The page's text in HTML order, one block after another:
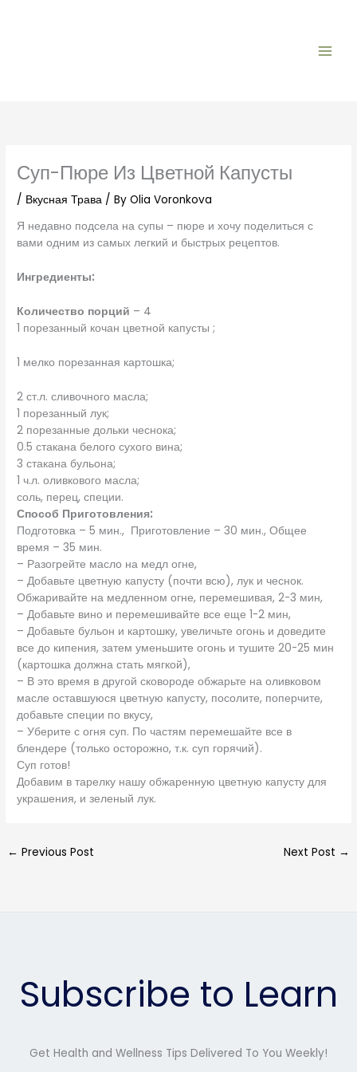
Суп-Пюре Из Цветной Капусты
/ Вкусная Трава / ByOlia Voronkova
Я недавно подсела на супы – пюре и хочу поделиться с
вами одним из самых легкий и быстрых рецептов.
Ингредиенты:
Количество порций – 4
1 порезанный кочан цветной капусты ;
1 мелко порезанная картошка;
2 ст.л. сливочного масла;
1 порезанный лук;
2 порезанные дольки чеснока;
0.5 стакана белого сухого вина;
3 стакана бульона;
1 ч.л. оливкового масла;
соль, перец, специи.
Способ Приготовления:
Подготовка – 5 мин., Приготовление – 30 мин., Общее
время – 35 мин.
– Разогрейте масло на медл огне,
– Добавьте цветную капусту (почти всю), лук и чеснок.
Обжаривайте на медленном огне, перемешивая, 2-3 мин,
– Добавьте вино и перемешивайте все еще 1-2 мин,
– Добавьте бульон и картошку, увеличьте огонь и доведите
все до кипения, затем уменьшите огонь и тушите 20-25 мин
(картошка должна стать мягкой),
– В это время в другой сковороде обжарьте на оливковом
масле оставшуюся цветную капусту, посолите, поперчите,
добавьте специи по вкусу,
– Уберите с огня суп. По частям перемешайте все в
блендере (только осторожно, т.к. суп горячий).
Суп готов!
Добавим в тарелку нашу обжаренную цветную капусту для
украшения, и зеленый лук.
← Previous Post Next Post →
Subscribe to Learn
Get Health and Wellness Tips Delivered To You Weekly!